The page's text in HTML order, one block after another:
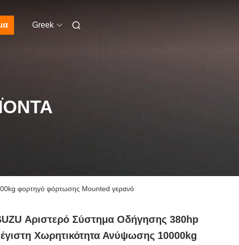
Greek
φορτηγό φόρτωσης Mounted γερανό
Αριστερό Σύστημα Οδήγησης 380hp
Χωρητικότητα Ανύψωσης 10000kg